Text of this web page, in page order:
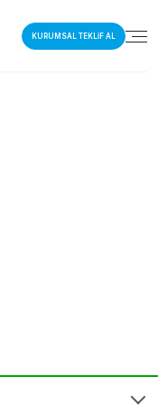
KURUMSAL TEKLİF AL